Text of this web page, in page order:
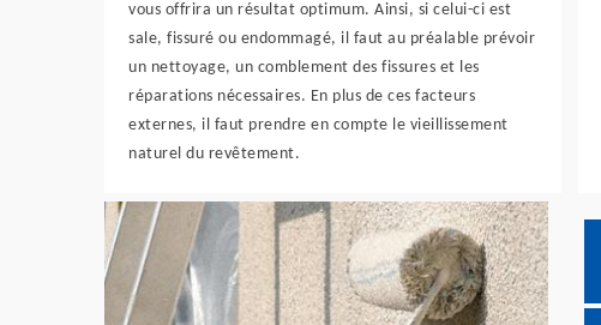
vous offrira un résultat optimum. Ainsi, si celui-ci est
sale, fissuré ou endommagé, il faut au préalable prévoir
un nettoyage, un comblement des fissures et les
réparations nécessaires. En plus de ces facteurs
externes, il faut prendre en compte le vieillissement
naturel du revêtement.